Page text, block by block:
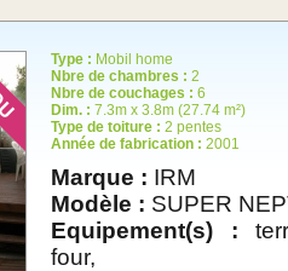
Type : Mobil home
Nbre de chambres : 2
Nbre de couchages : 6
Dim. : 7.3m x 3.8m (27.74 m²)
Type de toiture : 2 pentes
Année de fabrication : 2001
Marque : IRM
Modèle : SUPER
Equipement(s) :
four,